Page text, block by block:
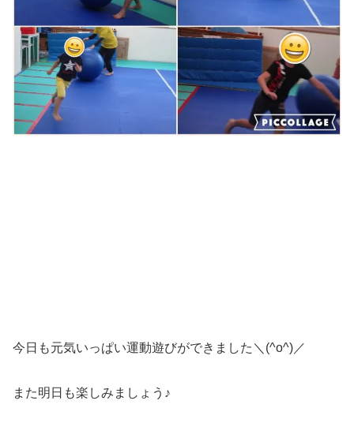
今日も元気いっぱい運動遊びができました＼(^o^)／
また明日も楽しみましょう♪